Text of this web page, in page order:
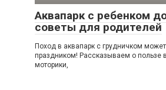
Аквапарк с ребенком
советы для родителей
Поход в аквапарк с грудничком может
праздником! Рассказываем о пользе
моторики,